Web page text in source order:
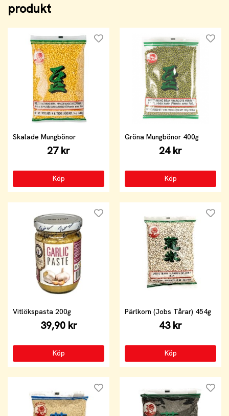
produkt
Skalade Mungbönor
27 kr
Köp
Gröna Mungbönor 400g
24 kr
Köp
Vitlökspasta 200g
39,90 kr
Köp
Pärlkorn (Jobs Tårar) 454g
43 kr
Köp